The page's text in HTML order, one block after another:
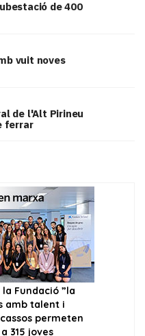
de 400
vuit noves
de l'Alt Pirineu
ferrar